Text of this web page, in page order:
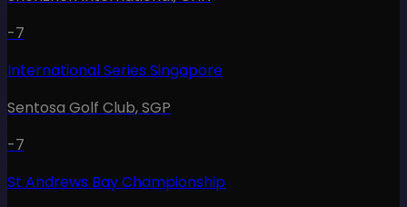
-7
International Series Singapore
Sentosa Golf Club,SGP
-7
St Andrews Bay Championship